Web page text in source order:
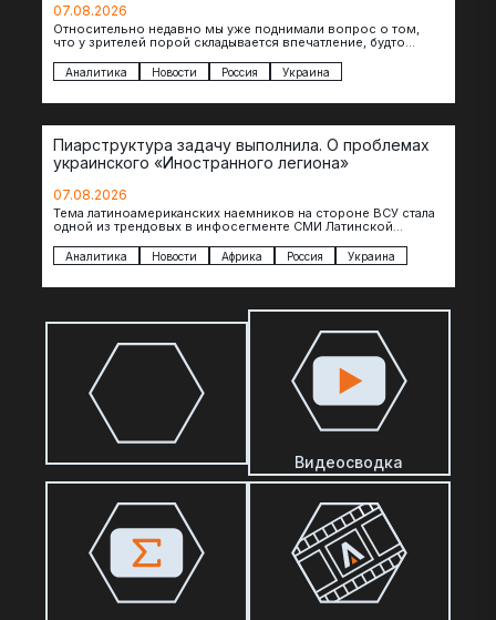
07.08.2026
Относительно недавно мы уже поднимали вопрос о том,
что у зрителей порой складывается впечатление, будто
Аналитика Новости Россия Украина
Пиарструктура задачу выполнила. О проблемах
украинского «Иностранного легиона»
07.08.2026
Тема латиноамериканских наемников на стороне ВСУ стала
одной из трендовых в инфосегменте СМИ Латинской
Аналитика Новости Африка Россия Украина
Видеосводка